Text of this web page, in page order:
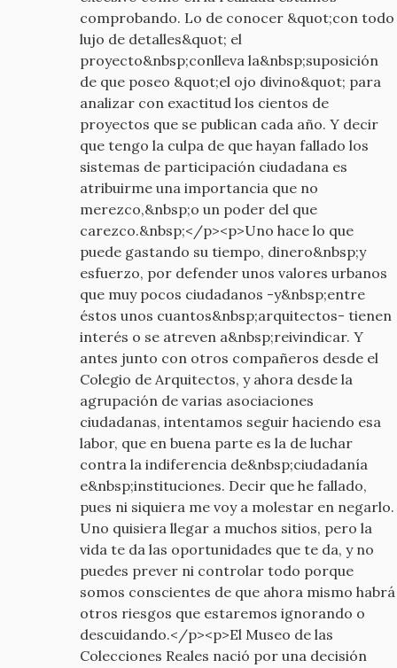
comprobando. Lo de conocer &quot;con todo
lujo de detalles&quot; el
proyecto&nbsp;conlleva la&nbsp;suposición
de que poseo &quot;el ojo divino&quot; para
analizar con exactitud los cientos de
proyectos que se publican cada año. Y decir
que tengo la culpa de que hayan fallado los
sistemas de participación ciudadana es
atribuirme una importancia que no
merezco,&nbsp;o un poder del que
carezco.&nbsp;</p><p>Uno hace lo que
puede gastando su tiempo, dinero&nbsp;y
esfuerzo, por defender unos valores urbanos
que muy pocos ciudadanos -y&nbsp;entre
éstos unos cuantos&nbsp;arquitectos- tienen
interés o se atreven a&nbsp;reivindicar. Y
antes junto con otros compañeros desde el
Colegio de Arquitectos, y ahora desde la
agrupación de varias asociaciones
ciudadanas, intentamos seguir haciendo esa
labor, que en buena parte es la de luchar
contra la indiferencia de&nbsp;ciudadanía
e&nbsp;instituciones. Decir que he fallado,
pues ni siquiera me voy a molestar en negarlo.
Uno quisiera llegar a muchos sitios, pero la
vida te da las oportunidades que te da, y no
puedes prever ni controlar todo porque
somos conscientes de que ahora mismo habrá
otros riesgos que estaremos ignorando o
descuidando.</p><p>El Museo de las
Colecciones Reales nació por una decisión